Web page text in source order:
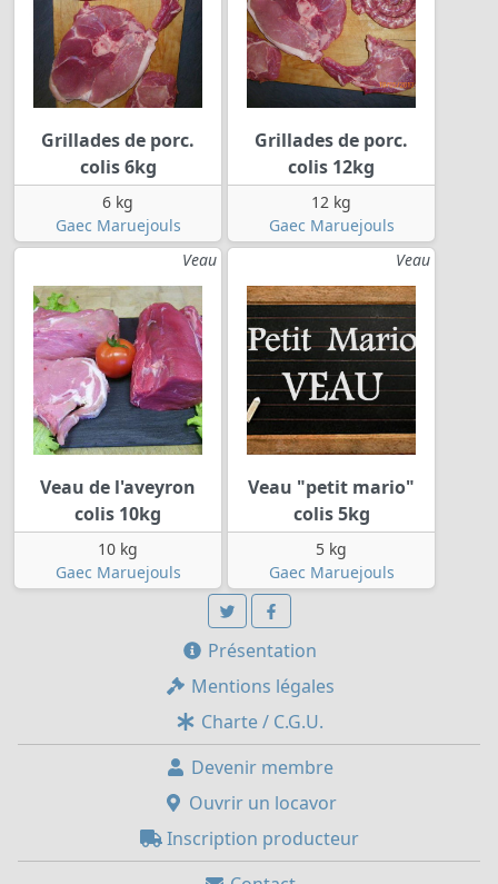
Grillades de porc.
colis 6kg
6 kg
Gaec Maruejouls
Grillades de porc.
colis 12kg
12 kg
Gaec Maruejouls
Veau
Veau de l'aveyron
colis 10kg
10 kg
Gaec Maruejouls
Veau
Veau "petit mario"
colis 5kg
5 kg
Gaec Maruejouls
Présentation
Mentions légales
Charte / C.G.U.
Devenir membre
Ouvrir un locavor
Inscription producteur